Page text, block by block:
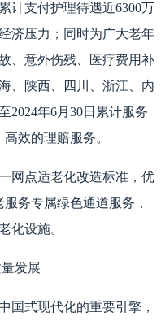
计支付护理待遇近6300万
济压力；同时为广大老年
、意外伤残、医疗费用补
、陕西、四川、浙江、内
2024年6月30日累计服务
效的理赔服务。
网点适老化改造标准，优
务专属绿色通道服务，
化设施。
发展
国式现代化的重要引擎，